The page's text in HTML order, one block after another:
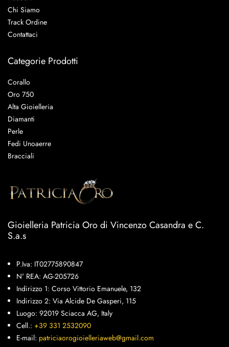
Gioielleria Patricia Oro di Vincenzo Casandra e C.
S.a.s
P.Iva: IT02775890847
N° REA: AG-205726
Indirizzo 1: Corso Vittorio Emanuele, 132
Indirizzo 2: Via Alcide De Gasperi, 115
Luogo: 92019 Sciacca AG, Italy
Cell.: +39 331 2532090
E-mail: patriciaorogioielleriaweb@gmail.com
Categorie Prodotti
Corallo
Oro 750
Alta Gioielleria
Diamanti
Perle
Fedi Unoaerre
Bracciali
Chi Siamo
Track Ordine
Contattaci